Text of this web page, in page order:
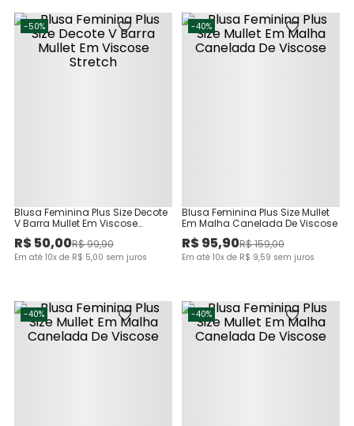
-50%
Blusa Feminina Plus Size Decote
V Barra Mullet Em Viscose
Stretch
R$50,00R$99,90
Em até 10x de R$ 5,00 sem juros
-40%
Blusa Feminina Plus Size Mullet
Em Malha Canelada De Viscose
R$95,90R$159,00
Em até 10x de R$ 9,59 sem juros
-40% -40%